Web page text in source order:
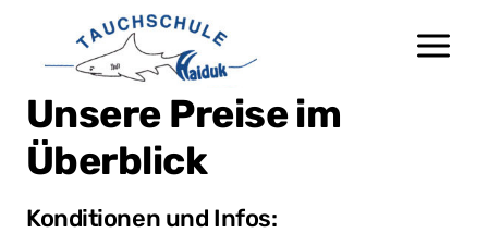
springen
Unsere Preise im
Überblick
Konditionen und Infos: